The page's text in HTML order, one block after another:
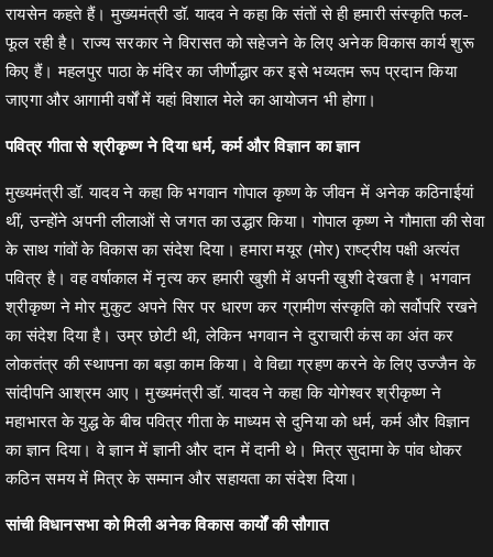
रायसेन कहते हैं। मुख्यमंत्री डॉ. यादव ने कहा कि संतों से ही हमारी संस्कृति फल-
फूल रही है। राज्य सरकार ने विरासत को सहेजने के लिए अनेक विकास कार्य शुरू
किए हैं। महलपुर पाठा के मंदिर का जीर्णोद्धार कर इसे भव्यतम रूप प्रदान किया
जाएगा और आगामी वर्षों में यहां विशाल मेले का आयोजन भी होगा।
पवित्र गीता से श्रीकृष्ण ने दिया धर्म, कर्म और विज्ञान का ज्ञान
मुख्यमंत्री डॉ. यादव ने कहा कि भगवान गोपाल कृष्ण के जीवन में अनेक कठिनाईयां
थीं, उन्होंने अपनी लीलाओं से जगत का उद्धार किया। गोपाल कृष्ण ने गौमाता की सेवा
के साथ गांवों के विकास का संदेश दिया। हमारा मयूर (मोर) राष्ट्रीय पक्षी अत्यंत
पवित्र है। वह वर्षाकाल में नृत्य कर हमारी खुशी में अपनी खुशी देखता है। भगवान
श्रीकृष्ण ने मोर मुकुट अपने सिर पर धारण कर ग्रामीण संस्कृति को सर्वोपरि रखने
का संदेश दिया है। उम्र छोटी थी, लेकिन भगवान ने दुराचारी कंस का अंत कर
लोकतंत्र की स्थापना का बड़ा काम किया। वे विद्या ग्रहण करने के लिए उज्जैन के
सांदीपनि आश्रम आए। मुख्यमंत्री डॉ. यादव ने कहा कि योगेश्वर श्रीकृष्ण ने
महाभारत के युद्ध के बीच पवित्र गीता के माध्यम से दुनिया को धर्म, कर्म और विज्ञान
का ज्ञान दिया। वे ज्ञान में ज्ञानी और दान में दानी थे। मित्र सुदामा के पांव धोकर
कठिन समय में मित्र के सम्मान और सहायता का संदेश दिया।
सांची विधानसभा को मिली अनेक विकास कार्यों की सौगात